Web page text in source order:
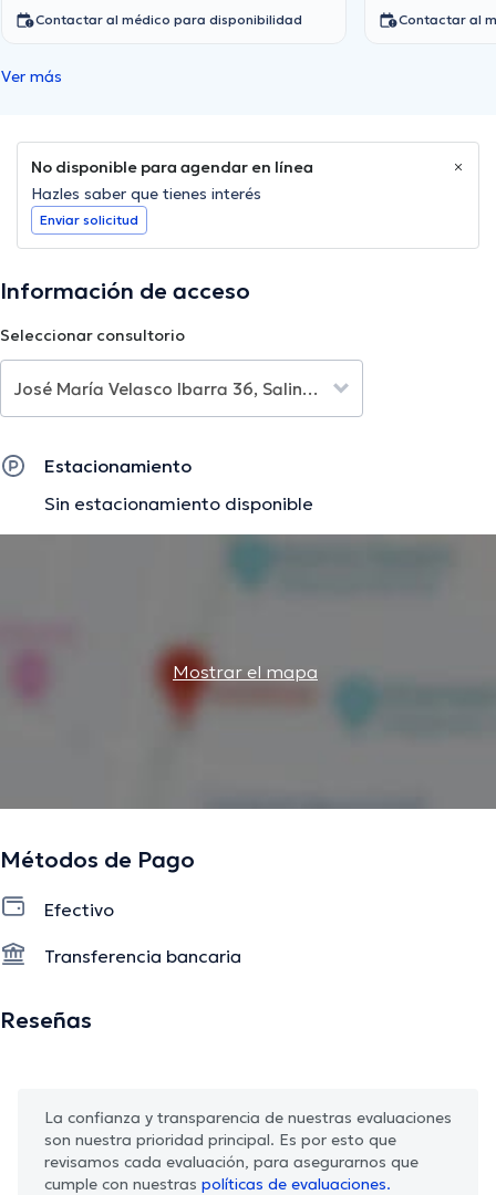
Contactar al médico para disponibilidad Contactar al
Ver más
No disponible para agendar en línea
Hazles saber que tienes interés
Enviar solicitud
Información de acceso
Seleccionar consultorio
Estacionamiento
Sin estacionamiento disponible
Mostrar el mapa
Métodos de Pago
Efectivo
Transferencia bancaria
Reseñas
La confianza y transparencia de nuestras evaluaciones
son nuestra prioridad principal. Es por esto que
revisamos cada evaluación, para asegurarnos que
cumple con nuestras políticas de evaluaciones.